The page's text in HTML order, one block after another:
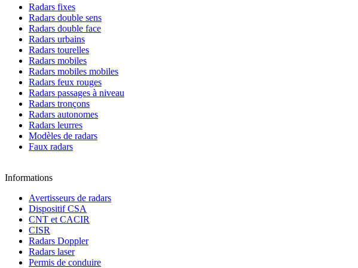
Radars fixes
Radars double sens
Radars double face
Radars urbains
Radars tourelles
Radars mobiles
Radars mobiles mobiles
Radars feux rouges
Radars passages à niveau
Radars tronçons
Radars autonomes
Radars leurres
Modèles de radars
Faux radars
Informations
Avertisseurs de radars
Dispositif CSA
CNT et CACIR
CISR
Radars Doppler
Radars laser
Permis de conduire